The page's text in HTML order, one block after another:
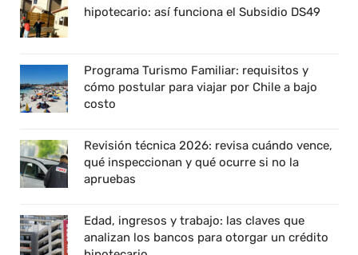
hipotecario: así funciona el Subsidio DS49
Programa Turismo Familiar: requisitos y
cómo postular para viajar por Chile a bajo
costo
Revisión técnica 2026: revisa cuándo vence,
qué inspeccionan y qué ocurre si no la
apruebas
Edad, ingresos y trabajo: las claves que
analizan los bancos para otorgar un crédito